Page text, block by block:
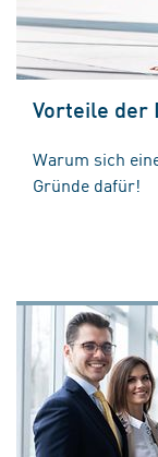
Vorteile der
Warum sich
Gründe dafür!